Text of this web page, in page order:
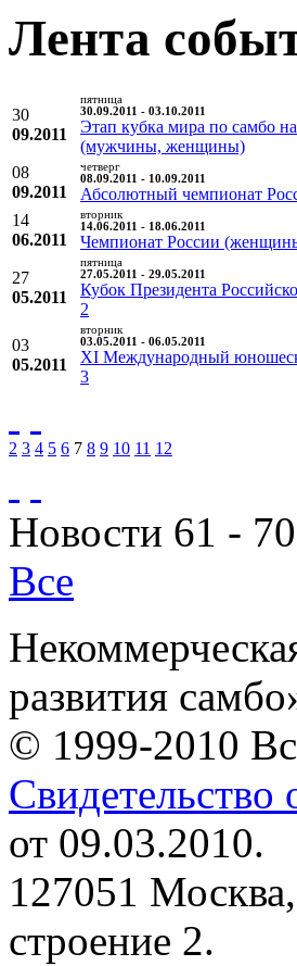
Лента
30
09.2011
пятница
30.09.2011 - 03.10.2011
Этап кубка мира по самбо
(мужчины, женщины)
08
09.2011
четверг
08.09.2011 - 10.09.2011
Абсолютный чемпионат
14
06.2011
вторник
14.06.2011 - 18.06.2011
Чемпионат России
27
05.2011
пятница
27.05.2011 - 29.05.2011
Кубок Президента
2
03
05.2011
вторник
03.05.2011 - 06.05.2011
XI Международный
3
2 3 4 5 6 7 8 9 10 11 12
Новости 61 -
Все
развития
© 1999-2010
от 09.03.2010.
127051
строение 2.